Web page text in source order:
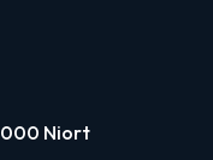
Niort